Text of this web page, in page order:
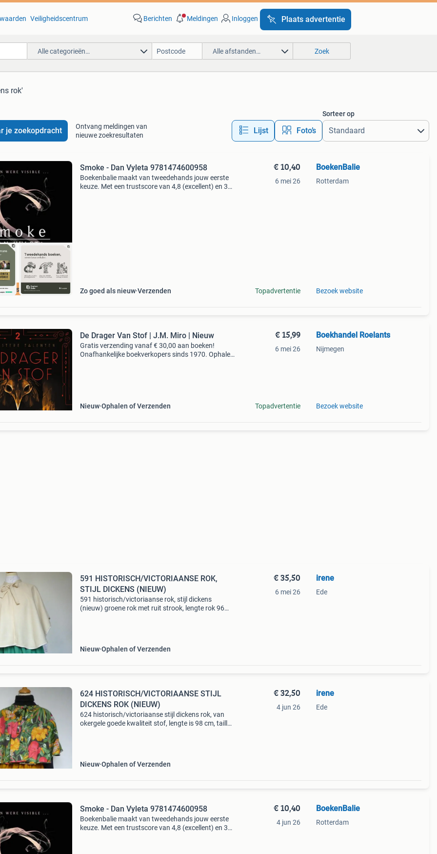
Veiligheidscentrum Berichten Meldingen Inloggen Plaats advertentie
Alle categorieën… Alle afstanden… Zoek
rok'
je zoekopdracht
Ontvang meldingen van
nieuwe zoekresultaten
Lijst Foto’s
Sorteer op
prijs
Smoke - Dan Vyleta 9781474600958
Boekenbalie maakt van tweedehands jouw eerste
keuze. Met een trustscore van 4,8 (excellent) en 30
Zo goed als nieuw Verzenden
€ 10,40
6 mei 26
Topadvertentie
BoekenBalie
Rotterdam
Bezoek website
De Drager Van Stof | J.M. Miro | Nieuw
Gratis verzending vanaf € 30,00 aan boeken!
Onafhankelijke boekverkopers sinds 1970. Ophalen
Nieuw Ophalen of Verzenden
€ 15,99
6 mei 26
Topadvertentie
Boekhandel Roelants
Nijmegen
Bezoek website
591 HISTORISCH/VICTORIAANSE ROK,
STIJL DICKENS (NIEUW)
591 historisch/victoriaanse rok, stijl dickens
(nieuw) groene rok met ruit strook, lengte rok 96
Nieuw Ophalen of Verzenden
€ 35,50
6 mei 26
irene
Ede
624 HISTORISCH/VICTORIAANSE STIJL
DICKENS ROK (NIEUW)
624 historisch/victoriaanse stijl dickens rok, van
okergele goede kwaliteit stof, lengte is 98 cm, taille
Nieuw Ophalen of Verzenden
€ 32,50
4 jun 26
irene
Ede
Smoke - Dan Vyleta 9781474600958
Boekenbalie maakt van tweedehands jouw eerste
keuze. Met een trustscore van 4,8 (excellent) en 30
€ 10,40
4 jun 26
BoekenBalie
Rotterdam